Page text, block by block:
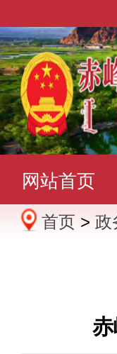
网站首页
办事服务
首页 > 政